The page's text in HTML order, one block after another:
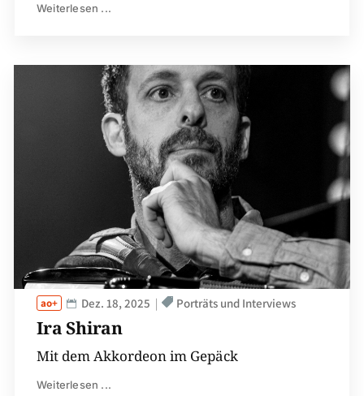
Weiterlesen ...
Ira Shiran
Dez. 18, 2025 Porträts und Interviews
Mit dem Akkordeon im Gepäck
Weiterlesen ...